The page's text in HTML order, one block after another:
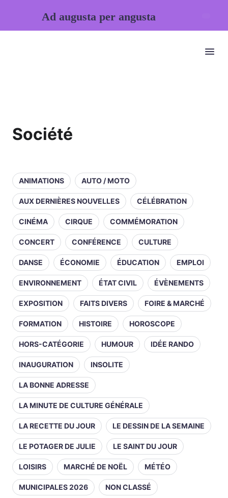
Société
ANIMATIONS AUTO / MOTO
AUX DERNIÈRES NOUVELLES CÉLÉBRATION
CINÉMA CIRQUE COMMÉMORATION
CONCERT CONFÉRENCE CULTURE
DANSE ÉCONOMIE ÉDUCATION EMPLOI
ENVIRONNEMENT ÉTAT CIVIL ÉVÈNEMENTS
EXPOSITION FAITS DIVERS FOIRE & MARCHÉ
FORMATION HISTOIRE HOROSCOPE
HORS-CATÉGORIE HUMOUR IDÉE RANDO
INAUGURATION INSOLITE
LA BONNE ADRESSE
LA MINUTE DE CULTURE GÉNÉRALE
LA RECETTE DU JOUR LE DESSIN DE LA SEMAINE
LE POTAGER DE JULIE LE SAINT DU JOUR
LOISIRS MARCHÉ DE NOËL MÉTÉO
MUNICIPALES 2026 NON CLASSÉ
Ad augusta per angusta